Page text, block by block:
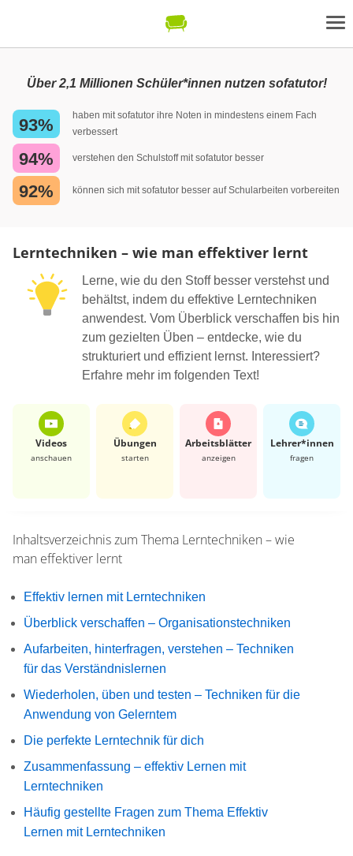
Über 2,1 Millionen Schüler*innen nutzen sofatutor!
93%
haben mit sofatutor ihre Noten in mindestens einem Fach
verbessert
94% verstehen den Schulstoff mit sofatutor besser
92% können sich mit sofatutor besser auf Schularbeiten vorbereiten
Lerntechniken – wie man effektiver lernt
Lerne, wie du den Stoff besser verstehst und
behältst, indem du effektive Lerntechniken
anwendest. Vom Überblick verschaffen bis hin
zum gezielten Üben – entdecke, wie du
strukturiert und effizient lernst. Interessiert?
Erfahre mehr im folgenden Text!
Videos
anschauen
Übungen
starten
Arbeits­blätter
anzeigen
Lehrer*​innen
fragen
Inhaltsverzeichnis zum Thema Lerntechniken – wie
man effektiver lernt
Effektiv lernen mit Lerntechniken
Überblick verschaffen – Organisationstechniken
Aufarbeiten, hinterfragen, verstehen – Techniken
für das Verständnislernen
Wiederholen, üben und testen – Techniken für die
Anwendung von Gelerntem
Die perfekte Lerntechnik für dich
Zusammenfassung – effektiv Lernen mit
Lerntechniken
Häufig gestellte Fragen zum Thema Effektiv
Lernen mit Lerntechniken